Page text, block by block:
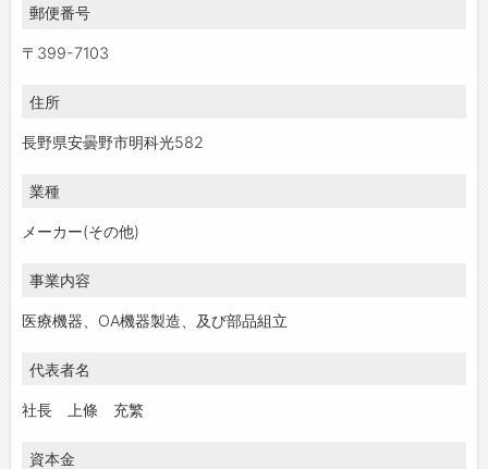
郵便番号
〒399-7103
住所
長野県安曇野市明科光582
業種
メーカー(その他)
事業内容
医療機器、OA機器製造、及び部品組立
代表者名
社長 上條 充繁
資本金